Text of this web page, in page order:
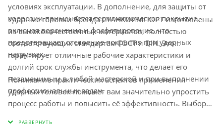
условиях эксплуатации. В дополнение, для защиты от
коррозии применяется термохимическое покрытие,
включая воронение и фосфатирование, что
предотвращает отслоение покрытия при ударных
нагрузках.
Ударные головки бренда СТАНКОИМПОРТ изготовлены
из высококачественных материалов, полностью
соответствующих стандартам ГОСТ и DIN. Это
гарантирует отличные рабочие характеристики и
долгий срок службы инструмента, что делает его
незаменимым в любой мастерской и при выполнении
профессиональных задач.
Понимание практических аспектов применения
ударных головок поможет вам значительно упростить
процесс работы и повысить её эффективность. Выбор